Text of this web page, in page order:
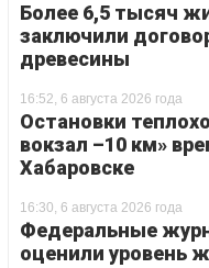
Более 6,5 тысяч
заключили
древесины
16:52, 6 августа 2026 года
Остановки
вокзал –10 км»
Хабаровске
16:30, 6 августа 2026 года
Федеральные
оценили уровень